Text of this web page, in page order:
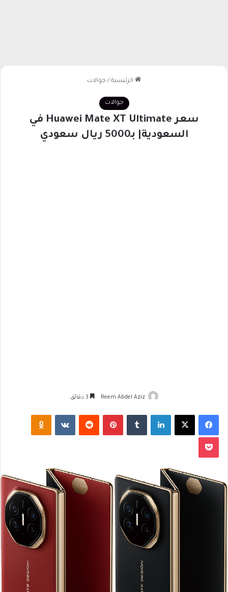
الرئيسية / جوالات
جوالات
سعر Huawei Mate XT Ultimate في
السعودية| بـ5000 ريال سعودي
Reem Abdel Aziz
فيسبوك لينكدإن بينتيريست